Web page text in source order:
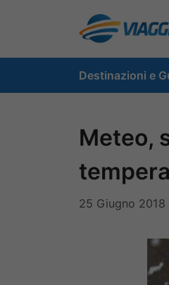
contenuto
Destinazioni e
Meteo,
25 Giugno 2018